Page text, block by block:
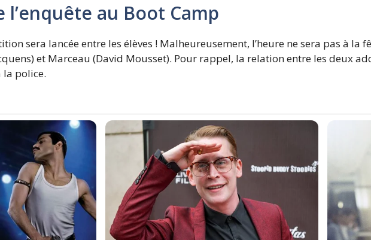
au Boot Camp
sera lancée entre les élèves ! Malheureusement, l’heure ne sera pas à la
et Marceau (David Mousset). Pour rappel, la relation entre les deux
la police.